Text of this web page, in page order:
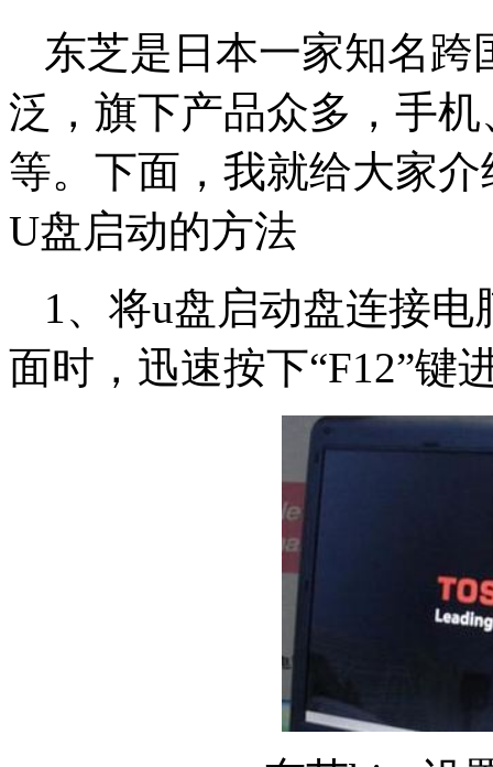
东芝是日本一家知名
泛，旗下产品众多，手
等。下面，我就给大家
U盘启动的方法
1、将u盘启动盘连接
面时，迅速按下“F12”键